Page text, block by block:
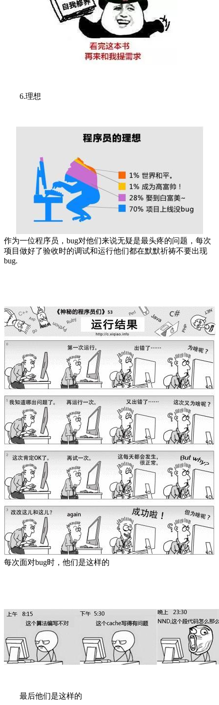
6.理想
作为一位程序员，bug对他们来说无疑是最头疼的问题，每次
项目做好了验收时的调试和运行他们都在默默祈祷不要出现
bug.
每次面对bug时，他们是这样的
最后他们是这样的